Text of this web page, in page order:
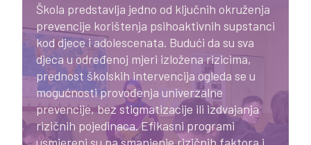
Škola predstavlja jedno od ključnih okruženja
prevencije korištenja psihoaktivnih supstanci
kod djece i adolescenata. Budući da su sva
djeca u određenoj mjeri izložena rizicima,
prednost školskih intervencija ogleda se u
mogućnosti provođenja univerzalne
prevencije, bez stigmatizacije ili izdvajanja
rizičnih pojedinaca. Efikasni programi
usmjereni su na smanjenje rizičnih faktora i